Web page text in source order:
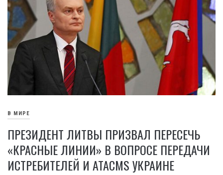
В МИРЕ
ПРЕЗИДЕНТ ЛИТВЫ ПРИЗВАЛ ПЕРЕСЕЧЬ
«КРАСНЫЕ ЛИНИИ» В ВОПРОСЕ ПЕРЕДАЧИ
ИСТРЕБИТЕЛЕЙ И ATACMS УКРАИНЕ